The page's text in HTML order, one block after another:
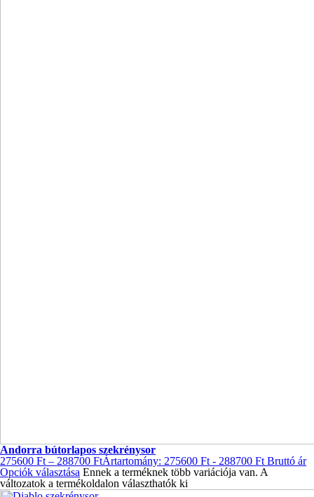
Andorra bútorlapos szekrénysor
275600 Ft – 288700 FtÁrtartomány: 275600 Ft - 288700 Ft Bruttó ár
Opciók választása Ennek a terméknek több variációja van. A
változatok a termékoldalon választhatók ki